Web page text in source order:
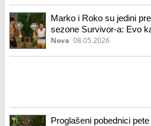
Marko i Roko su jedini
sezone Survivor-a: Evo
Nova 08.05.2026
Proglašeni pobednici